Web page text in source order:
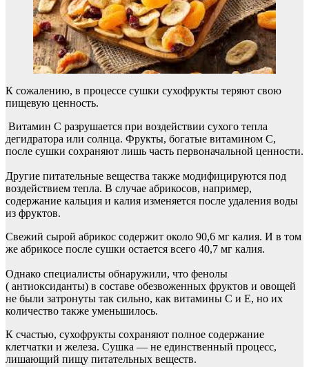
К сожалению, в процессе сушки сухофрукты теряют свою
пищевую ценность.
Витамин С разрушается при воздействии сухого тепла
дегидратора или солнца. Фрукты, богатые витамином С,
после сушки сохраняют лишь часть первоначальной ценности.
Другие питательные вещества также модифицируются под
воздействием тепла. В случае абрикосов, например,
содержание кальция и калия изменяется после удаления воды
из фруктов.
Свежий сырой абрикос содержит около 90,6 мг калия. И в том
же абрикосе после сушки остается всего 40,7 мг калия.
Однако специалисты обнаружили, что фенолы
( антиоксиданты) в составе обезвоженных фруктов и овощей
не были затронуты так сильно, как витамины C и E, но их
количество также уменьшилось.
К счастью, сухофрукты сохраняют полное содержание
клетчатки и железа. Сушка — не единственный процесс,
лишающий пищу питательных веществ.